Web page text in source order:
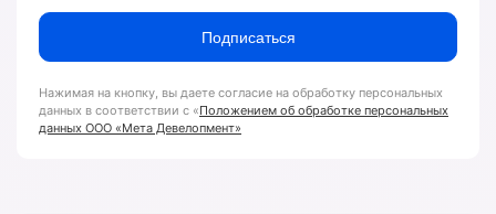
Подписаться
Нажимая на кнопку, вы даете согласие на обработку персональных
данных в соответствии с «Положением об обработке персональных
данных ООО «Мета Девелопмент»